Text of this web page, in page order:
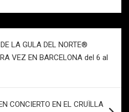
LA GULA DEL NORTE®
VEZ EN BARCELONA del 6 al
CONCIERTO EN EL CRUÏLLA